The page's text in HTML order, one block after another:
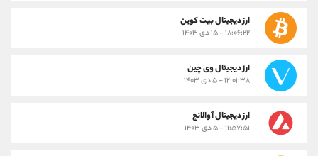
ارز دیجیتال بیت کوین
۱۸:۰۶:۲۲ - ۱۵ دی ۱۴۰۳
ارز دیجیتال وی چین
۱۲:۰۱:۳۸ - ۵ دی ۱۴۰۳
ارز دیجیتال آوالانچ
۱۱:۵۷:۵۱ - ۵ دی ۱۴۰۳